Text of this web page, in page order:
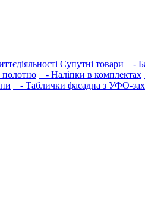
Супутні товари -
- Наліпки в комплектах
- Таблички фасадна з УФО-